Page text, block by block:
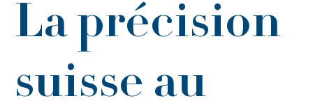
La précision
suisse au